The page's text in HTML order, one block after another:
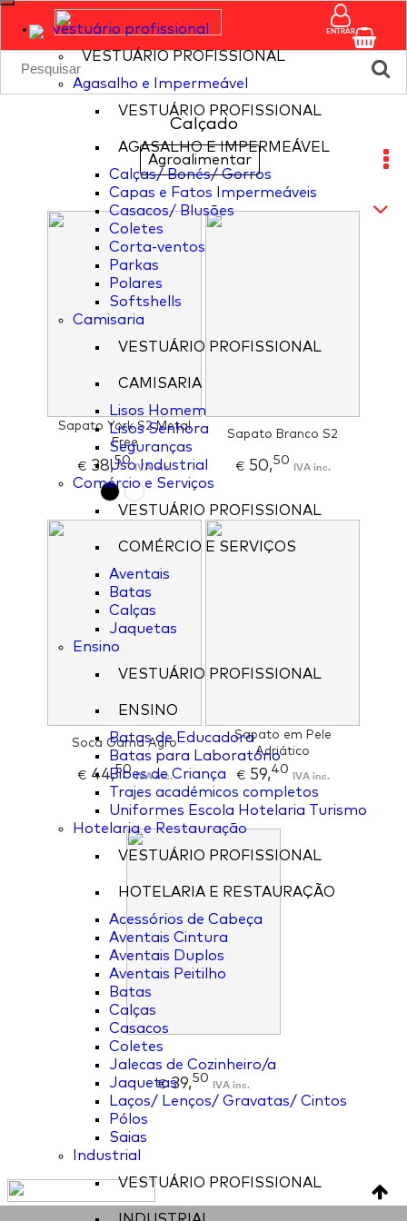
vestuário profissional
VESTUÁRIO PROFISSIONAL
Agasalho e Impermeável
VESTUÁRIO PROFISSIONAL
AGASALHO E IMPERMEÁVEL
Calças/ Bonés/ Gorros
Capas e Fatos Impermeáveis
Casacos/ Blusões
Coletes
Corta-ventos
Parkas
Polares
Softshells
Camisaria
VESTUÁRIO PROFISSIONAL
CAMISARIA
Lisos Homem
Lisos Senhora
Seguranças
Uso Industrial
Comércio e Serviços
VESTUÁRIO PROFISSIONAL
COMÉRCIO E SERVIÇOS
Aventais
Batas
Calças
Jaquetas
Ensino
VESTUÁRIO PROFISSIONAL
ENSINO
Batas de Educadora
Batas para Laboratório
Bibes de Criança
Trajes académicos completos
Uniformes Escola Hotelaria Turismo
Hotelaria e Restauração
VESTUÁRIO PROFISSIONAL
HOTELARIA E RESTAURAÇÃO
Acessórios de Cabeça
Aventais Cintura
Aventais Duplos
Aventais Peitilho
Batas
Calças
Casacos
Coletes
Jalecas de Cozinheiro/a
Jaquetas
Laços/ Lenços/ Gravatas/ Cintos
Pólos
Saias
Industrial
VESTUÁRIO PROFISSIONAL
ENTRAR
Calçado
Agroalimentar
Sapato York S2 Metal
Free
€ 38,50 IVA inc.
Sapato Branco S2
€50,50 IVA inc.
Soca Gama Agro
€44,50 IVA inc.
Sapato em Pele
Adriático
€59,40 IVA inc.
€39,50 IVA inc.